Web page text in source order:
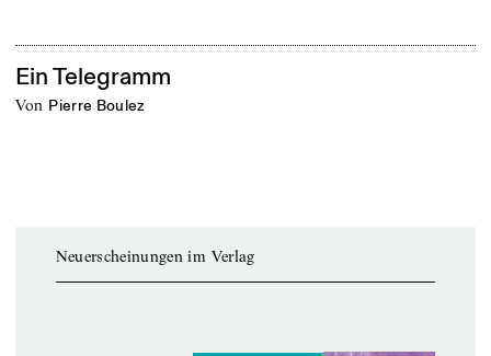
Ein Telegramm
von Pierre Boulez
Neuerscheinungen im Verlag